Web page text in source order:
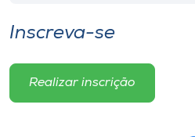
Inscreva-se
Realizar inscrição